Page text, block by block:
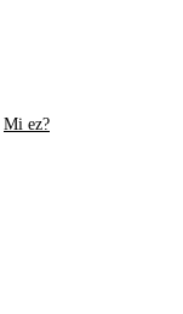
Mi ez?